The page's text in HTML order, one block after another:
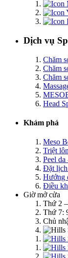
Dịch vụ
Chăm
Chăm
Chăm
Head
Khám phá
Meso
Triệt
Peel
Đặt
Hướng
Điều
Giờ mở cửa
Thứ 2
Thứ 7:
Chủ